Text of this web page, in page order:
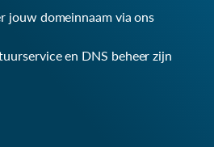
jouw domeinnaam via ons
en DNS beheer zijn